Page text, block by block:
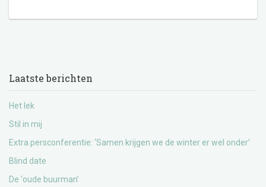
Laatste berichten
Het lek
Stil in mij
Extra persconferentie: ‘Samen krijgen we de winter er wel onder’
Blind date
De ‘oude buurman’